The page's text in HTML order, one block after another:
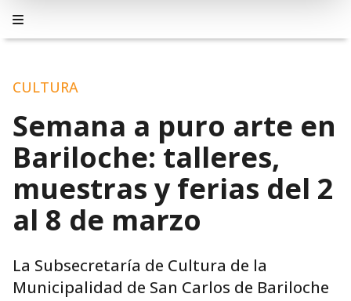
CULTURA
Semana a puro arte en
Bariloche: talleres,
muestras y ferias del 2
al 8 de marzo
La Subsecretaría de Cultura de la
Municipalidad de San Carlos de Bariloche